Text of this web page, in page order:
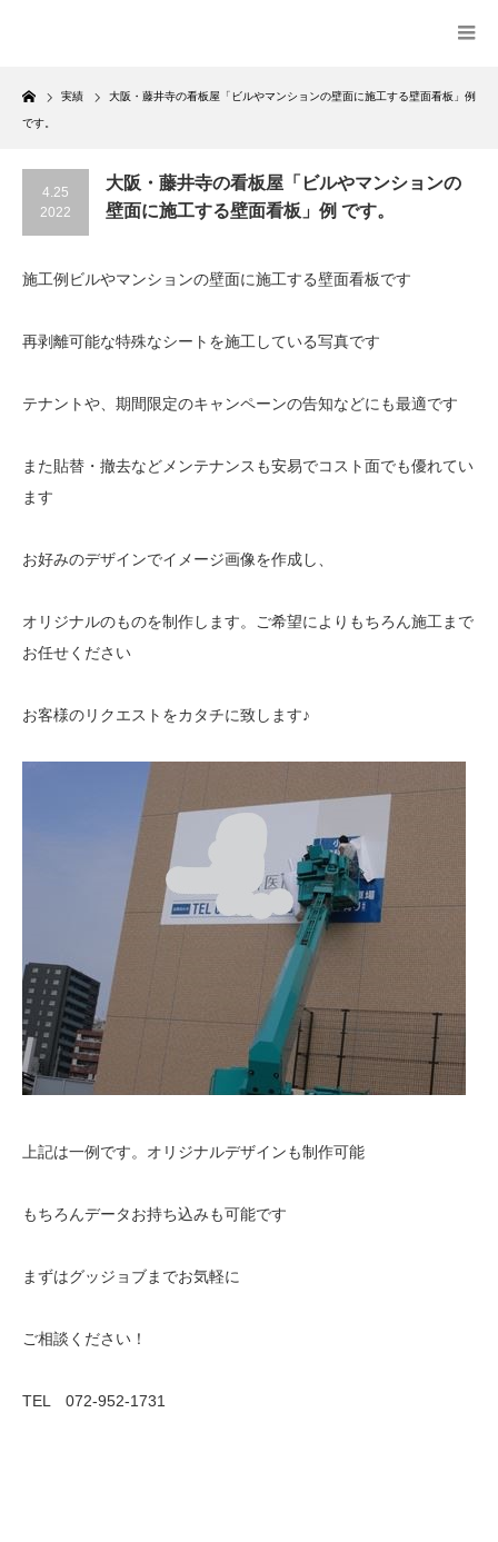
Home
実績 大阪・藤井寺の看板屋「ビルやマンションの壁面に施工する壁面看板」例
です。
4.25
2022
大阪・藤井寺の看板屋「ビルやマンションの
壁面に施工する壁面看板」例 です。
施工例ビルやマンションの壁面に施工する壁面看板です
再剥離可能な特殊なシートを施工している写真です
テナントや、期間限定のキャンペーンの告知などにも最適です
また貼替・撤去などメンテナンスも安易でコスト面でも優れてい
ます
お好みのデザインでイメージ画像を作成し、
オリジナルのものを制作します。ご希望によりもちろん施工まで
お任せください
お客様のリクエストをカタチに致します♪
上記は一例です。オリジナルデザインも制作可能
もちろんデータお持ち込みも可能です
まずはグッジョブまでお気軽に
ご相談ください！
TEL 072-952-1731